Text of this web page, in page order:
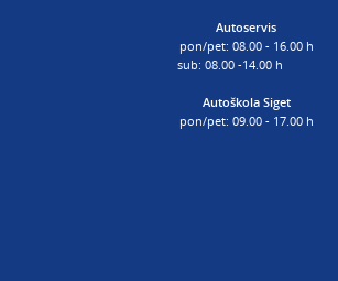
Autoservis
pon/pet: 08.00 - 16.00 h
sub: 08.00 -14.00 h
Autoškola Siget
pon/pet: 09.00 - 17.00 h